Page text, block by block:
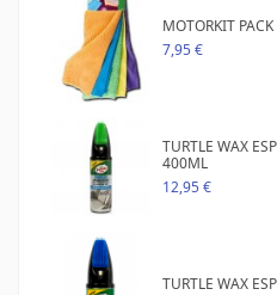
MOTORKIT
7,95 €
TURTLE WAX
400ML
12,95 €
TURTLE WAX